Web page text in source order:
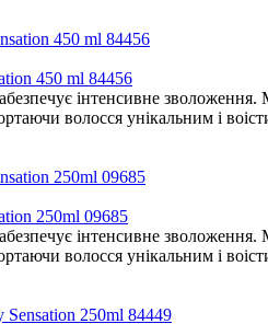
450 ml 84456
інтенсивне
волосся унікальним і
250ml 09685
інтенсивне
волосся унікальним і